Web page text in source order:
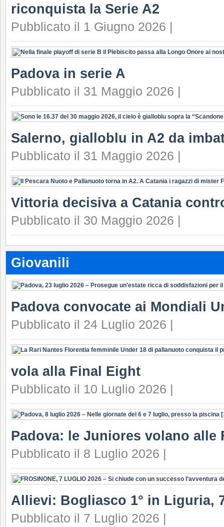
riconquista la Serie A2
Pubblicato il 1 Giugno 2026 |
Padova in serie A
Pubblicato il 31 Maggio 2026 |
Salerno, gialloblu in A2 da
Pubblicato il 31 Maggio 2026 |
Vittoria decisiva a Catania
Pubblicato il 30 Maggio 2026 |
Giovanili
Padova convocate ai Mondiali
Pubblicato il 24 Luglio 2026 |
vola alla Final Eight
Pubblicato il 10 Luglio 2026 |
Padova: le Juniores volano alle
Pubblicato il 8 Luglio 2026 |
Allievi: Bogliasco 1° in Liguria,
Pubblicato il 7 Luglio 2026 |